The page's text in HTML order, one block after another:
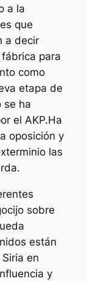
a la
que
a decir
para
como
etapa de
se ha
el AKP.Ha
oposición y
las
sobre
están
en
y